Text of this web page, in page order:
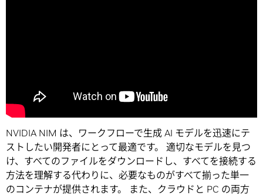
NVIDIA NIM は、ワークフローで生成 AI モデルを迅速にテ
ストしたい開発者にとって最適です。 適切なモデルを見つ
け、すべてのファイルをダウンロードし、すべてを接続する
方法を理解する代わりに、必要なものがすべて揃った単一
のコンテナが提供されます。 また、クラウドと PC の両方